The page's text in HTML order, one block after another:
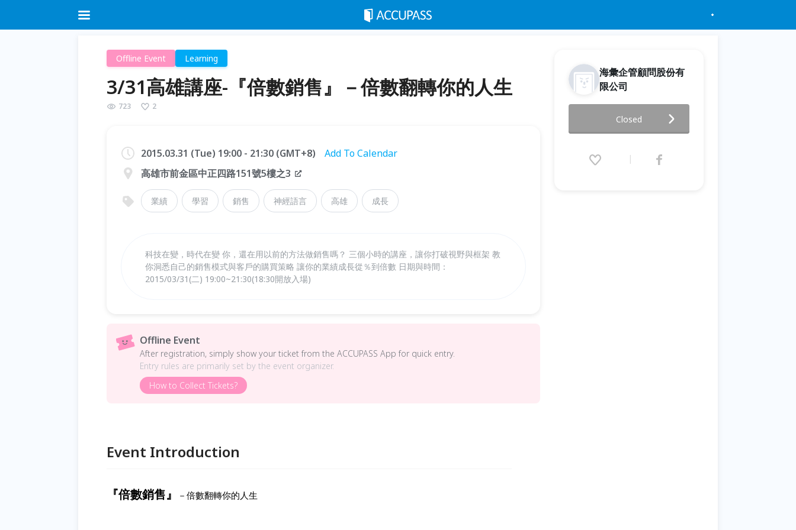
Offline Event Learning
3/31高雄講座-『倍數銷售』－倍數翻轉你的人生
723 2
2015.03.31 (Tue) 19:00 - 21:30 (GMT+8)
Add To Calendar
高雄市前金區中正四路151號5樓之3
業績 學習 銷售 神經語言 高雄 成長
科技在變，時代在變 你，還在用以前的方法做銷售嗎？ 三個小時的講座，讓你打破視野與框架 教
你洞悉自己的銷售模式與客戶的購買策略 讓你的業績成長從％到倍數 日期與時間：
2015/03/31(二) 19:00~21:30(18:30開放入場)
Offline Event
After registration, simply show your ticket from the ACCUPASS App for quick entry.
Entry rules are primarily set by the event organizer.
How to Collect Tickets?
Event Introduction
『倍數銷售』 －倍數翻轉你的人生
海彙企管顧問股份有
限公司
數翻轉你的人生
2015.03.31 (Tue) 19:00 - 21:30
Closed